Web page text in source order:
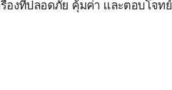
องที่ปลอดภัย คุ้มค่า และตอบโจทย์